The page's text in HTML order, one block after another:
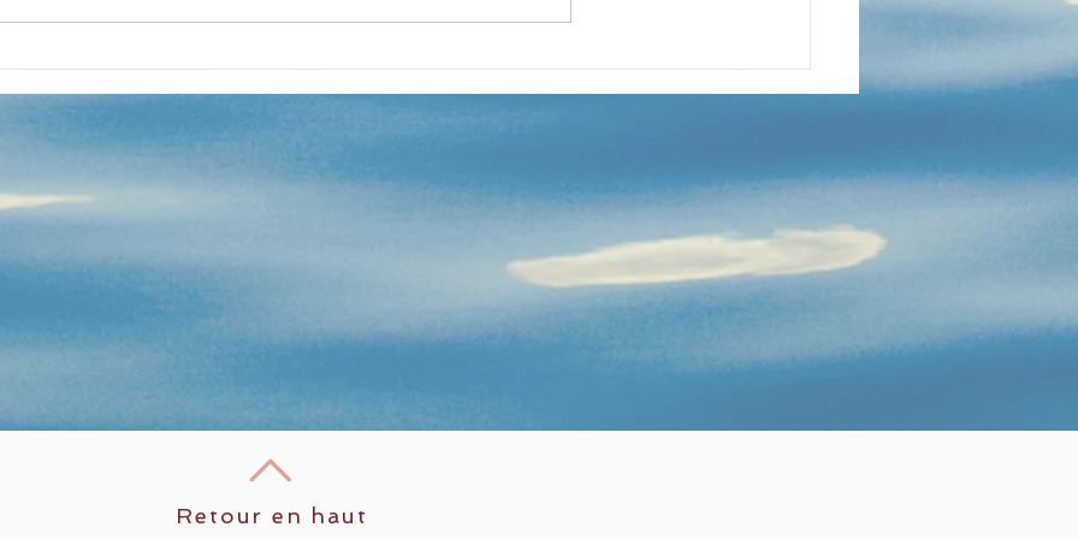
Patrick, laissez-vous tenter
des associations de
Chelles, le samedi 14
septembre 2024
Retour en haut